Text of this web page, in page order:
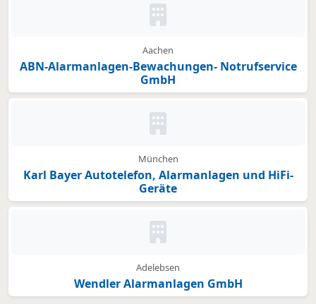
Kein Bild oder Logo hinterlegt
Aachen
ABN-Alarmanlagen-Bewachungen- Notrufservice
GmbH
Kein Bild oder Logo hinterlegt
München
Karl Bayer Autotelefon, Alarmanlagen und HiFi-
Geräte
Kein Bild oder Logo hinterlegt
Adelebsen
Wendler Alarmanlagen GmbH